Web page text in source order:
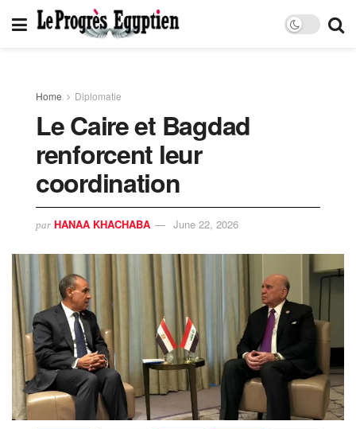
Home Diplomatie
Le Caire et Bagdad
renforcent leur
coordination
par HANAA KHACHABA June 22, 2026